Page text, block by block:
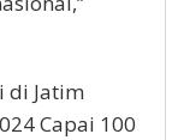
di Jatim
Capai 100